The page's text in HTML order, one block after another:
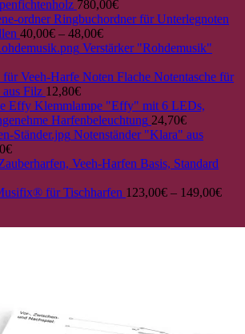
780,00€
Ringbuchordner für Unterlegnoten
40,00€ – 48,00€
Verstärker "Rohdemusik"
Flache Notentasche für
aus Filz 12,80€
Klemmlampe "Effy" mit 6 LEDs,
Harfenbeleuchtung 24,70€
Notenständer "Klara" aus
€
für Tischharfen 123,00€ – 149,00€